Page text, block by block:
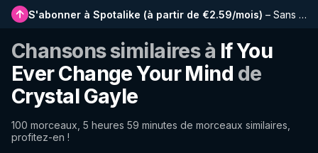
S'abonner à Spotalike (à partir de €2.59/mois) – Sans publicité, playlists plus longues, historique complet et accès anticipé aux nouvelles fonctionnalités
Chansons similaires à If You
Ever Change Your Mind de
Crystal Gayle
100 morceaux, 5 heures 59 minutes de morceaux similaires,
profitez-en !